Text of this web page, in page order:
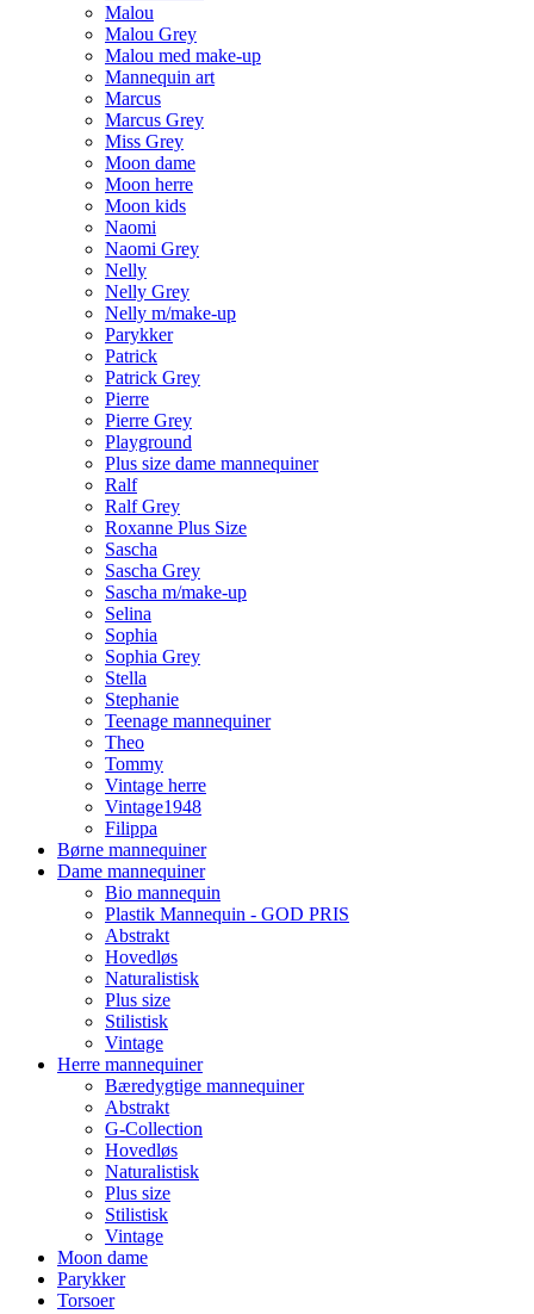
Malou
Malou Grey
Malou med make-up
Mannequin art
Marcus
Marcus Grey
Miss Grey
Moon dame
Moon herre
Moon kids
Naomi
Naomi Grey
Nelly
Nelly Grey
Nelly m/make-up
Parykker
Patrick
Patrick Grey
Pierre
Pierre Grey
Playground
Plus size dame mannequiner
Ralf
Ralf Grey
Roxanne Plus Size
Sascha
Sascha Grey
Sascha m/make-up
Selina
Sophia
Sophia Grey
Stella
Stephanie
Teenage mannequiner
Theo
Tommy
Vintage herre
Vintage1948
Filippa
Børne mannequiner
Dame mannequiner
Bio mannequin
Plastik Mannequin - GOD PRIS
Abstrakt
Hovedløs
Naturalistisk
Plus size
Stilistisk
Vintage
Herre mannequiner
Bæredygtige mannequiner
Abstrakt
G-Collection
Hovedløs
Naturalistisk
Plus size
Stilistisk
Vintage
Moon dame
Parykker
Torsoer